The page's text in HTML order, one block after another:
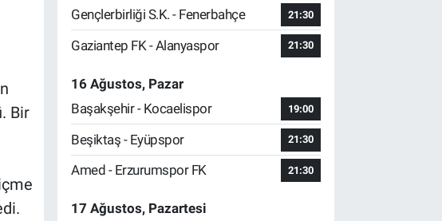
Bir
Gençlerbirliği S.K. - Fenerbahçe 21:30
Gaziantep FK - Alanyaspor 21:30
16 Ağustos, Pazar
Başakşehir - Kocaelispor
19:00
Beşiktaş - Eyüpspor 21:30
Amed - Erzurumspor FK 21:30
17 Ağustos, Pazartesi